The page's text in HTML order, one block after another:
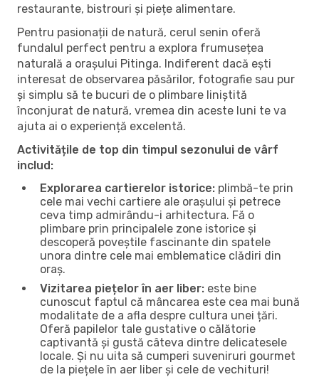
restaurante, bistrouri și piețe alimentare.
Pentru pasionații de natură, cerul senin oferă
fundalul perfect pentru a explora frumusețea
naturală a orașului Pitinga. Indiferent dacă ești
interesat de observarea păsărilor, fotografie sau pur
și simplu să te bucuri de o plimbare liniștită
înconjurat de natură, vremea din aceste luni te va
ajuta ai o experiență excelentă.
Activitățile de top din timpul sezonului de vârf
includ:
Explorarea cartierelor istorice: plimbă-te prin
cele mai vechi cartiere ale orașului și petrece
ceva timp admirându-i arhitectura. Fă o
plimbare prin principalele zone istorice și
descoperă poveștile fascinante din spatele
unora dintre cele mai emblematice clădiri din
oraș.
Vizitarea piețelor în aer liber: este bine
cunoscut faptul că mâncarea este cea mai bună
modalitate de a afla despre cultura unei țări.
Oferă papilelor tale gustative o călătorie
captivantă și gustă câteva dintre delicatesele
locale. Și nu uita să cumperi suveniruri gourmet
de la piețele în aer liber și cele de vechituri!